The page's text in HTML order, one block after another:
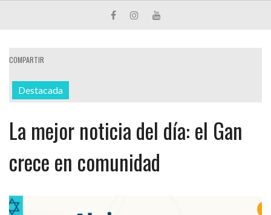
COMPARTIR
Destacada
La mejor noticia del día: el Gan
crece en comunidad